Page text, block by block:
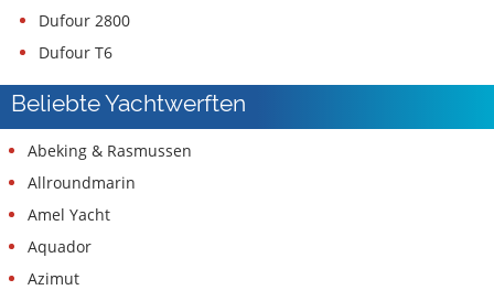
Dufour 2800
Dufour T6
Beliebte Yachtwerften
Abeking & Rasmussen
Allroundmarin
Amel Yacht
Aquador
Azimut